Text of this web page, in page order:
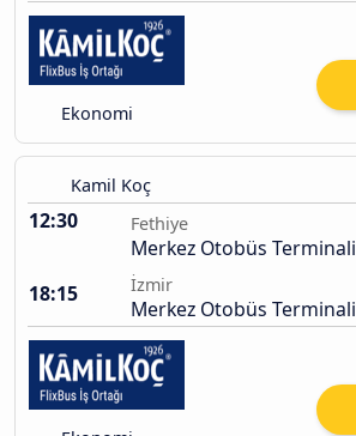
Ekonomi
Kamil Koç
12:30 Fethiye
Merkez Otobüs Terminali
18:15
İzmir
Merkez Otobüs Terminali